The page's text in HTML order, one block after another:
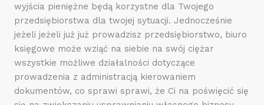
wyjścia pieniężne będą korzystne dla Twojego
przedsiębiorstwa dla twojej sytuacji. Jednocześnie
jeżeli jeżeli już już prowadzisz przedsiębiorstwo, biuro
księgowe może wziąć na siebie na swój ciężar
wszystkie możliwe działalności dotyczące
prowadzenia z administracją kierowaniem
dokumentów, co sprawi sprawi, że Ci na poświęcić się